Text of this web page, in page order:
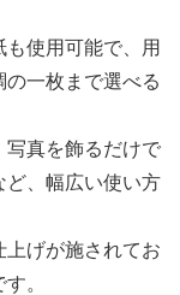
使用可能で、用
一枚まで選べる
写真を飾るだけで
ど、幅広い使い方
上げが施されてお
。